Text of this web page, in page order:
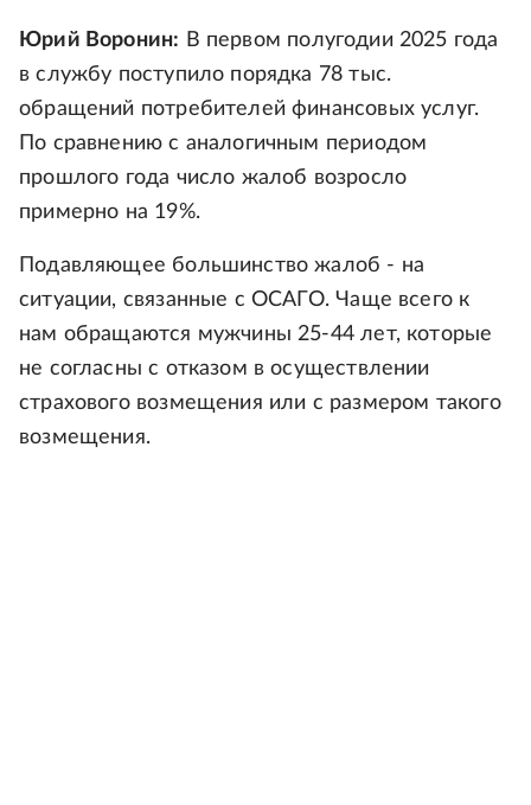
Юрий Воронин: В первом полугодии 2025 года
в службу поступило порядка 78 тыс.
обращений потребителей финансовых услуг.
По сравнению с аналогичным периодом
прошлого года число жалоб возросло
примерно на 19%.
Подавляющее большинство жалоб - на
ситуации, связанные с ОСАГО. Чаще всего к
нам обращаются мужчины 25-44 лет, которые
не согласны с отказом в осуществлении
страхового возмещения или с размером такого
возмещения.